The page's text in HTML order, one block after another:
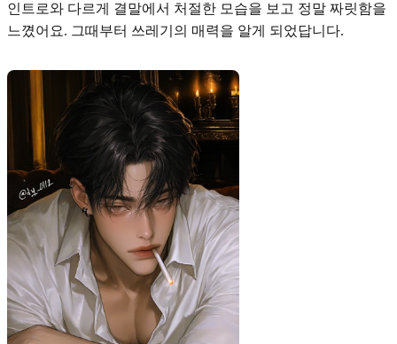
인트로와 다르게 결말에서 처절한 모습을 보고 정말 짜릿함을
느꼈어요. 그때부터 쓰레기의 매력을 알게 되었답니다.